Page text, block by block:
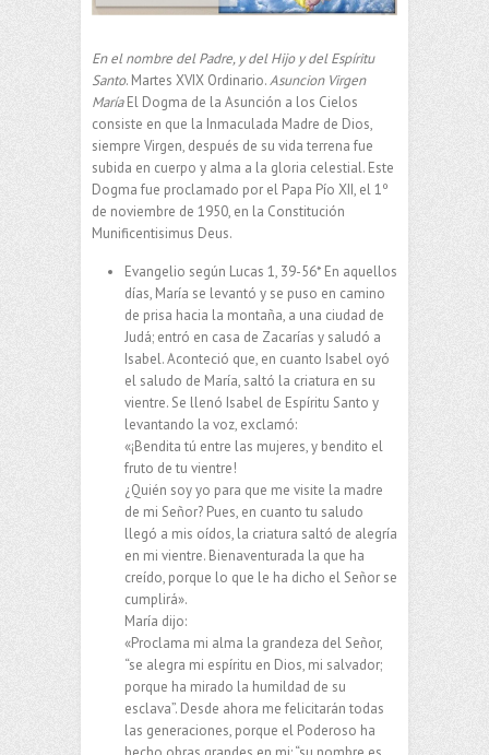
En el nombre del Padre, y del Hijo y del Espíritu
Santo. Martes XVIX Ordinario.Asuncion Virgen
MaríaEl Dogma de la Asunción a los Cielos
consiste en que la Inmaculada Madre de Dios,
siempre Virgen, después de su vida terrena fue
subida en cuerpo y alma a la gloria celestial. Este
Dogma fue proclamado por el Papa Pío XII, el 1º
de noviembre de 1950, en la Constitución
Munificentisimus Deus.
Evangelio según Lucas 1, 39-56* En aquellos
días, María se levantó y se puso en camino
de prisa hacia la montaña, a una ciudad de
Judá; entró en casa de Zacarías y saludó a
Isabel. Aconteció que, en cuanto Isabel oyó
el saludo de María, saltó la criatura en su
vientre. Se llenó Isabel de Espíritu Santo y
levantando la voz, exclamó:
«¡Bendita tú entre las mujeres, y bendito el
fruto de tu vientre!
¿Quién soy yo para que me visite la madre
de mi Señor? Pues, en cuanto tu saludo
llegó a mis oídos, la criatura saltó de alegría
en mi vientre. Bienaventurada la que ha
creído, porque lo que le ha dicho el Señor se
cumplirá».
María dijo:
«Proclama mi alma la grandeza del Señor,
“se alegra mi espíritu en Dios, mi salvador;
porque ha mirado la humildad de su
esclava”. Desde ahora me felicitarán todas
las generaciones, porque el Poderoso ha